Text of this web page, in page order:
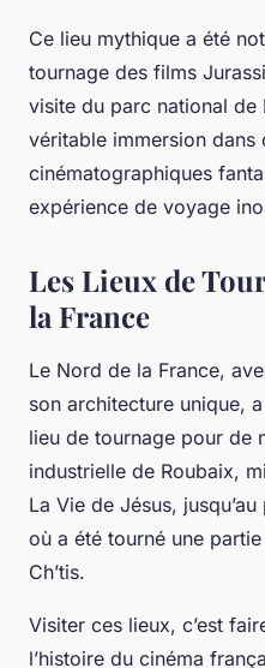
Ce lieu mythique a été
tournage des films
visite du parc national de
véritable immersion dans
cinématographiques
expérience de voyage
Les Lieux de
la France
Le Nord de la France,
son architecture unique,
lieu de tournage pour de
industrielle de Roubaix,
La Vie de Jésus,
où a été tourné une
Ch’tis.
Visiter ces lieux, c’est
l’histoire du cinéma